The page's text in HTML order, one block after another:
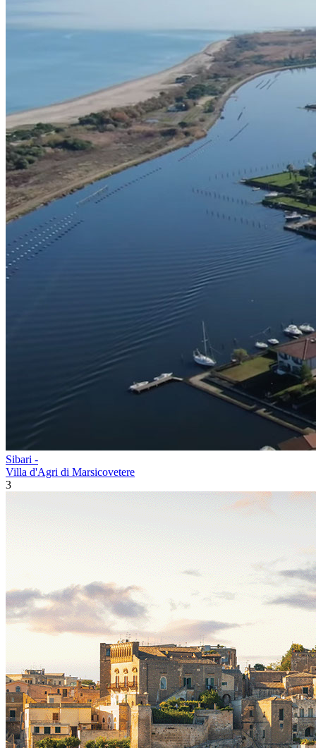
Sibari -
Villa d'Agri di Marsicovetere
3